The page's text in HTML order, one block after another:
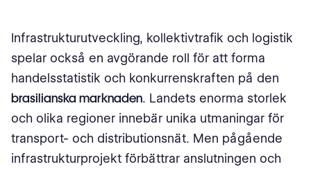
Infrastrukturutveckling, kollektivtrafik och logistik
spelar också en avgörande roll för att forma
handelsstatistik och konkurrenskraften på den
brasilianska marknaden. Landets enorma storlek
och olika regioner innebär unika utmaningar för
transport- och distributionsnät. Men pågående
infrastrukturprojekt förbättrar anslutningen och